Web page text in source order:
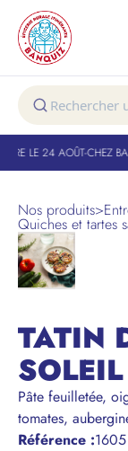
LE 24 AOÛT-CHEZ
Nos produits>
Quiches et tartes
TATIN
SOLEIL
Pâte feuilletée,
tomates,
Référence :1605